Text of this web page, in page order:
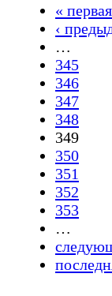
« первая
‹
…
345
346
347
348
349
350
351
352
353
…